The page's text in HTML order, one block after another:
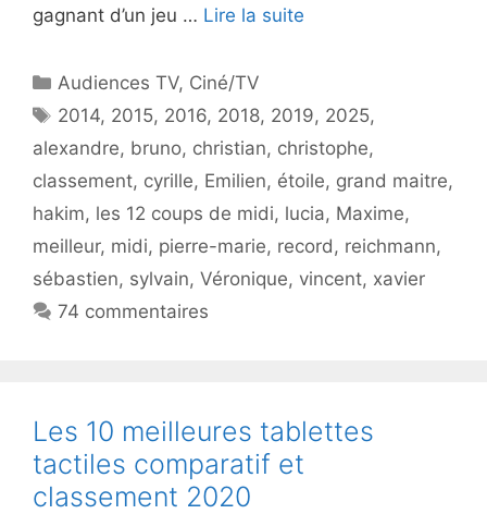
gagnant d’un jeu … Lire la suite
Catégories
Audiences TV, Ciné/TV
Étiquettes
2014, 2015, 2016, 2018, 2019, 2025,
alexandre, bruno, christian, christophe,
classement, cyrille, Emilien, étoile, grand maitre,
hakim, les 12 coups de midi, lucia, Maxime,
meilleur, midi, pierre-marie, record , reichmann,
sébastien, sylvain, Véronique, vincent, xavier
74 commentaires
Les 10 meilleures tablettes
tactiles comparatif et
classement 2020